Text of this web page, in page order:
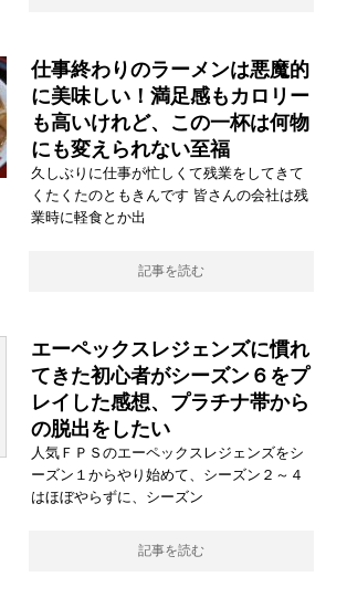
仕事終わりのラーメンは悪魔的
に美味しい！満足感もカロリー
も高いけれど、この一杯は何物
にも変えられない至福
久しぶりに仕事が忙しくて残業をしてきて
くたくたのともきんです 皆さんの会社は残
業時に軽食とか出
記事を読む
エーペックスレジェンズに慣れ
てきた初心者がシーズン６をプ
レイした感想、プラチナ帯から
の脱出をしたい
人気ＦＰＳのエーペックスレジェンズをシ
ーズン１からやり始めて、シーズン２～４
はほぼやらずに、シーズン
記事を読む